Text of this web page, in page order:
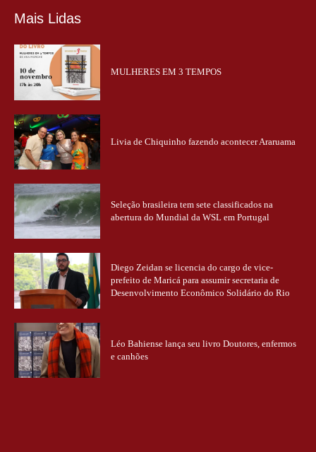
Mais Lidas
MULHERES EM 3 TEMPOS
Livia de Chiquinho fazendo acontecer Araruama
Seleção brasileira tem sete classificados na
abertura do Mundial da WSL em Portugal
Diego Zeidan se licencia do cargo de vice-
prefeito de Maricá para assumir secretaria de
Desenvolvimento Econômico Solidário do Rio
Léo Bahiense lança seu livro Doutores, enfermos
e canhões